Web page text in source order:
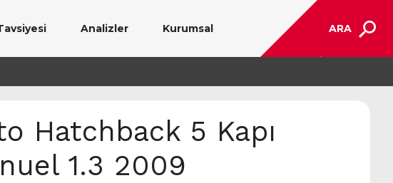
Analizler Kurumsal ARA
Hatchback 5 Kapı
1.3 2009